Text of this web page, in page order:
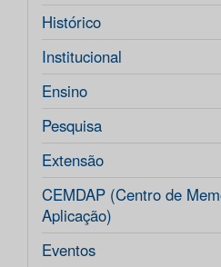
Histórico
Institucional
Ensino
Pesquisa
Extensão
CEMDAP (Centro de
Aplicação)
Eventos